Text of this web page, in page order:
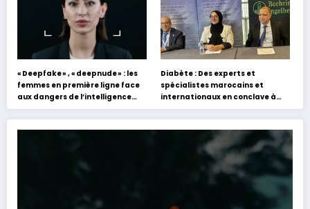
« Deepfake » , « deepnude » : les
femmes en première ligne face
aux dangers de l’intelligence
artificielle
Diabète : Des experts et
spécialistes marocains et
internationaux en conclave à
Tanger